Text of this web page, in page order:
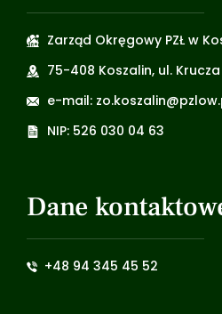
Zarząd Okręgowy PZŁ w
75-408 Koszalin, ul. Krucza
e-mail:
NIP: 526 030 04 63
Dane
+48 94 345 45 52